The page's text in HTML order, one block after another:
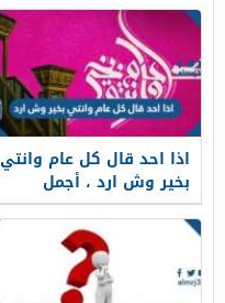
اذا احد قال كل عام وانتي
بخير وش ارد ، أجمل
الردود على كل عام وانت
بخير